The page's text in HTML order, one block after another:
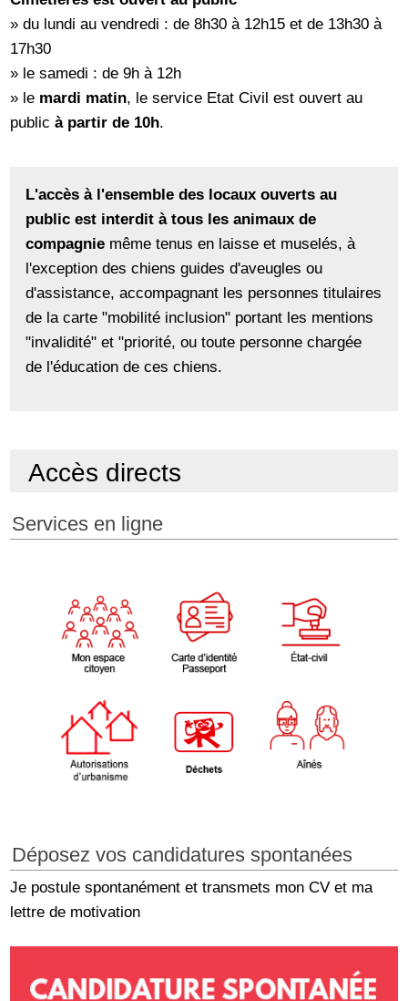
» du lundi au vendredi : de 8h30 à 12h15 et de 13h30 à
17h30
» le samedi : de 9h à 12h
» le mardi matin, le service Etat Civil est ouvert au
publicà partir de 10h.
L'accès à l'ensemble des locaux ouverts au
public est interdit à tous les animaux de
compagnie même tenus en laisse et muselés, à
l'exception des chiens guides d'aveugles ou
d'assistance, accompagnant les personnes titulaires
de la carte "mobilité inclusion" portant les mentions
"invalidité" et "priorité, ou toute personne chargée
de l'éducation de ces chiens.
Accès directs
Services en ligne
Déposez vos candidatures spontanées
Je postule spontanément et transmets mon CV et ma
lettre de motivation